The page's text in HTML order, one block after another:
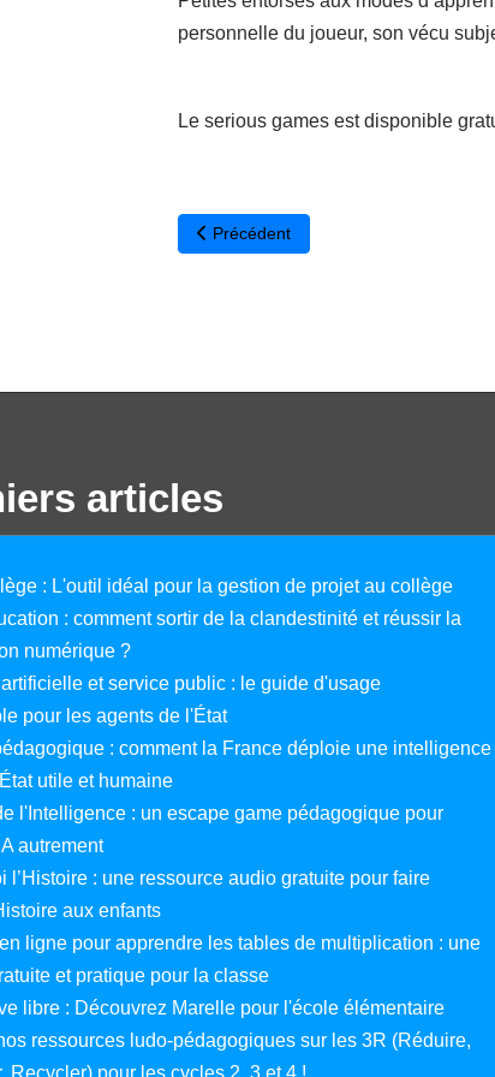
personnelle du joueur, son vécu
Le serious games est disponible
Article précédent : P'tit Géo : Devenez
Précédent
articles
: L'outil idéal pour la gestion de projet au collège
: comment sortir de la clandestinité et réussir la
numérique ?
artificielle et service public : le guide d'usage
pour les agents de l'État
: comment la France déploie une intelligence
utile et humaine
l'Intelligence : un escape game pédagogique pour
autrement
l’Histoire : une ressource audio gratuite pour faire
aux enfants
ligne pour apprendre les tables de multiplication : une
et pratique pour la classe
libre : Découvrez Marelle pour l'école élémentaire
ressources ludo-pédagogiques sur les 3R (Réduire,